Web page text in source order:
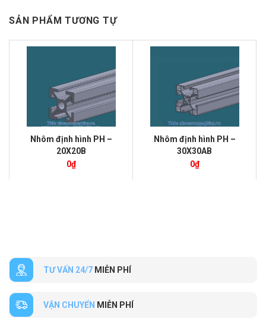
SẢN PHẨM TƯƠNG TỰ
Nhôm định hình PH –
20X20B
0₫
Nhôm định hình PH –
30X30AB
0₫
TƯ VẤN 24/7 MIỄN PHÍ
VẬN CHUYỂN MIỄN PHÍ